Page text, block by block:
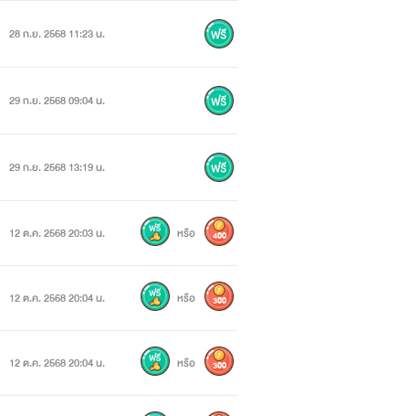
28 ก.ย. 2568 11:23 น.
29 ก.ย. 2568 09:04 น.
29 ก.ย. 2568 13:19 น.
12 ต.ค. 2568 20:03 น. หรือ 400
12 ต.ค. 2568 20:04 น. หรือ 300
12 ต.ค. 2568 20:04 น. หรือ 300